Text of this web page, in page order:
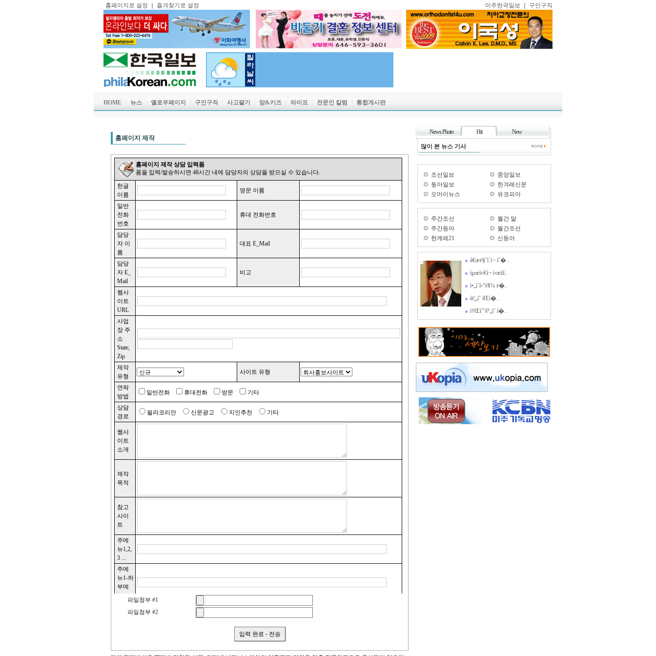
홈페이지로 설정 즐겨찾기로 설정 미주한국일보 구인구직
HOME 뉴스 옐로우페이지 구인구직 사고팔기 맘&키즈 라이프 전문인 칼럼 통합게시판
홈페이지 제작
파일첨부 #1
파일첨부 #2
News Photo Hit New
많이 본 뉴스 기사
조선일보
동아일보
오마이뉴스
중앙일보
한겨레신문
유코피아
주간조선
주간동아
한계레21
월간 말
월간조선
신동아
â€œë§ˆì´í¬ í˜�..
ìµœì¤€í¬ ì‹œìž..
ì•„ì´í‹°ë¥¼ ë�..
íë¦„ì˜ íŒì�..
ì†Œìˆ˜ê³„ì˜ ì�..